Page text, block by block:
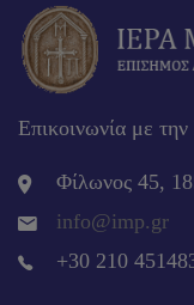
Επικοινωνία με
Φίλωνος 45,
info@imp.gr
+30 210